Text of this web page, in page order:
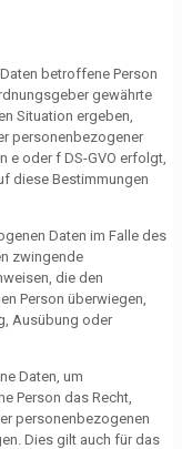
betroffene Person
gewährte
Situation ergeben,
personenbezogener
e oder f DS-GVO erfolgt,
diese Bestimmungen
Daten im Falle des
zwingende
die den
Person überwiegen,
Ausübung oder
Daten, um
Person das Recht,
personenbezogenen
Dies gilt auch für das